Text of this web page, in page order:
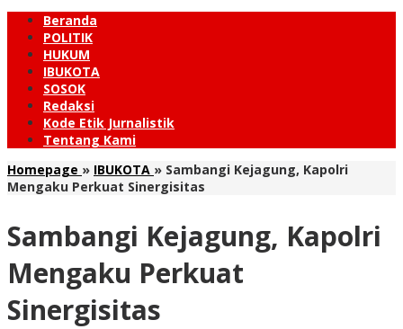
Beranda
POLITIK
HUKUM
IBUKOTA
SOSOK
Redaksi
Kode Etik Jurnalistik
Tentang Kami
Homepage » IBUKOTA » Sambangi Kejagung, Kapolri
Mengaku Perkuat Sinergisitas
Sambangi Kejagung, Kapolri
Mengaku Perkuat
Sinergisitas